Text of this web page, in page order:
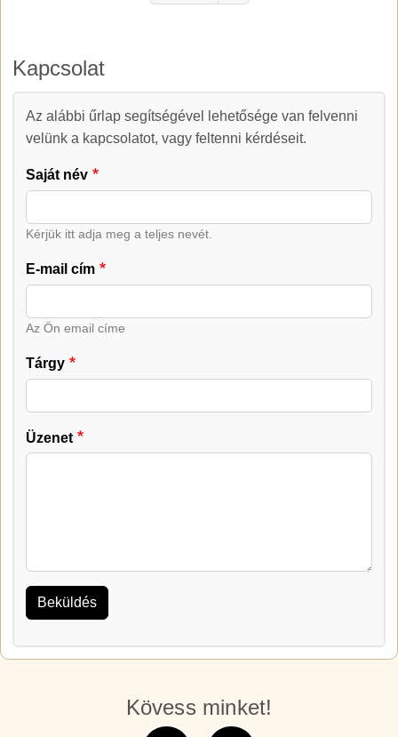
Kapcsolat
Kapcsolat
Az alábbi űrlap segítségével lehetősége van felvenni
velünk a kapcsolatot, vagy feltenni kérdéseit.
Saját név
Kérjük itt adja meg a teljes nevét.
E-mail cím
Az Ön email címe
Tárgy
Üzenet
Kövess minket!